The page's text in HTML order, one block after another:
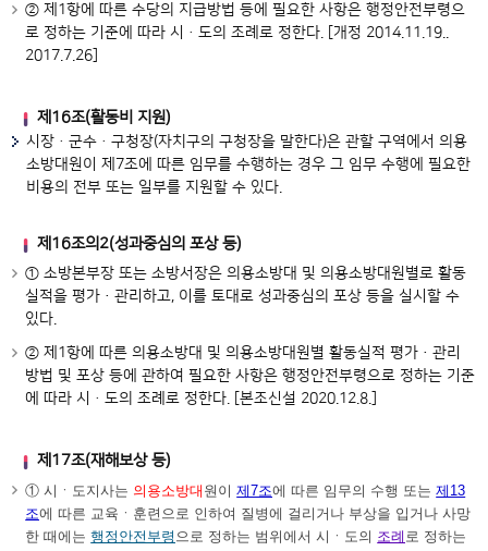
② 제1항에 따른 수당의 지급방법 등에 필요한 사항은 행정안전부령으
로 정하는 기준에 따라 시ㆍ도의 조례로 정한다. [개정 2014.11.19..
2017.7.26]
제16조(활동비 지원)
시장ㆍ군수ㆍ구청장(자치구의 구청장을 말한다)은 관할 구역에서 의용
소방대원이 제7조에 따른 임무를 수행하는 경우 그 임무 수행에 필요한
비용의 전부 또는 일부를 지원할 수 있다.
제16조의2(성과중심의 포상 등)
① 소방본부장 또는 소방서장은 의용소방대 및 의용소방대원별로 활동
실적을 평가·관리하고, 이를 토대로 성과중심의 포상 등을 실시할 수
있다.
② 제1항에 따른 의용소방대 및 의용소방대원별 활동실적 평가·관리
방법 및 포상 등에 관하여 필요한 사항은 행정안전부령으로 정하는 기준
에 따라 시ㆍ도의 조례로 정한다. [본조신설 2020.12.8.]
제17조(재해보상 등)
① 시ㆍ도지사는 의용소방대 원이제7조에 따른 임무의 수행 또는제13
조에 따른 교육ㆍ훈련으로 인하여 질병에 걸리거나 부상을 입거나 사망
한 때에는행정안전부령 으로 정하는 범위에서 시ㆍ도의 조례 로 정하는